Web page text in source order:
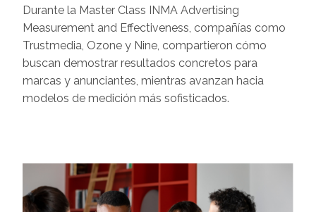
Durante la Master Class INMA Advertising
Measurement and Effectiveness, compañías como
Trustmedia, Ozone y Nine, compartieron cómo
buscan demostrar resultados concretos para
marcas y anunciantes, mientras avanzan hacia
modelos de medición más sofisticados.